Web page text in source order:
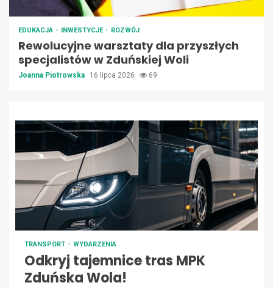
EDUKACJA INWESTYCJE ROZWÓJ
Rewolucyjne warsztaty dla przyszłych
specjalistów w Zduńskiej Woli
Joanna Piotrowska 16 lipca 2026 69
TRANSPORT WYDARZENIA
Odkryj tajemnice tras MPK
Zduńska Wola!